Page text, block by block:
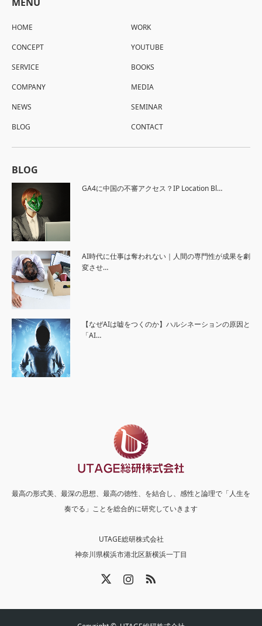
HOME
CONCEPT
SERVICE
COMPANY
NEWS
BLOG
WORK
YOUTUBE
BOOKS
MEDIA
SEMINAR
CONTACT
BLOG
GA4に中国の不審アクセス？IP Location Bl…
AI時代に仕事は奪われない｜人間の専門性が成果を劇
変させ…
【なぜAIは嘘をつくのか】ハルシネーションの原因と
「AI…
最高の形式美、最深の思想、最高の徳性、を結合し、感性と論理で「人生を
奏でる」ことを総合的に研究していきます
UTAGE総研株式会社
神奈川県横浜市港北区新横浜一丁目